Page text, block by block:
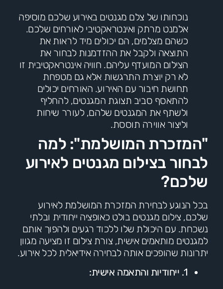
נוכחותו של צלם מגנטים באירוע שלכם מוסיפה
אלמנט מרתק ואינטראקטיבי לאורחים שלכם.
כשהם מצלמים, הם יכולים מיד לראות את
התוצאה ולקבל את ההזדמנות לבחור את
הצילום המועדף עליהם. חוויה אינטראקטיבית זו
לא רק יוצרת התרגשות אלא גם מטפחת
תחושת חיבור עם האירוע. האורחים יכולים
להתאסף סביב תצוגת המגנטים, להחליף
ולשתף את המגנטים שלהם, לעורר שיחות
וליצור אווירה תוססת.
"המזכרת המושלמת": למה
לבחור בצילום מגנטים לאירוע
שלכם?
בכל הנוגע לבחירת המזכרת המושלמת לאירוע
שלכם, צילום מגנטים בולט כאופציה ייחודית ובלתי
נשכחת. עם היכולת שלו ללכוד רגעים ולהפוך אותם
למגנטים מותאמים אישית, צורת צילום זו מציעה מגוון
יתרונות שהופכים אותה לבחירה אידיאלית לכל אירוע.
1. ייחודיות והתאמה אישית: